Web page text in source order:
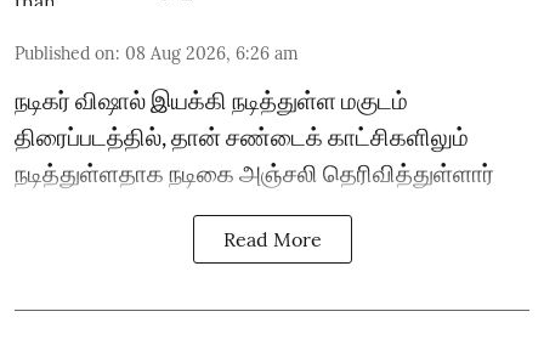
Published on: 08 Aug 2026, 6:26 am
நடிகர் விஷால் இயக்கி நடித்துள்ள மகுடம்
திரைப்படத்தில், தான் சண்டைக் காட்சிகளிலும்
நடித்துள்ளதாக நடிகை அஞ்சலி தெரிவித்துள்ளார்
Read More